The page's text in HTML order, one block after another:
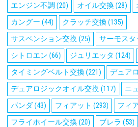
エンジン不調 (20) オイル交換(28)
カングー (44) クラッチ交換(135)
サスペンション交換(25) サーモス
シトロエン (66) ジュリエッタ (124)
タイミングベルト交換(221) デュア
デュアロジックオイル交換(117) ニ
パンダ(43) フィアット (293) フィ
フライホイール交換(20) ブレラ (53)